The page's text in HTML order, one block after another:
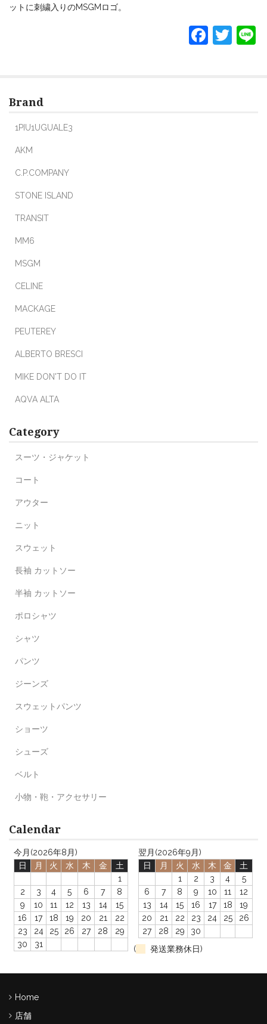
ットに刺繍入りのMSGMロゴ。
F T
Brand
1PIU1UGUALE3
AKM
C.P.COMPANY
STONE ISLAND
TRANSIT
MM6
MSGM
CELINE
MACKAGE
PEUTEREY
ALBERTO BRESCI
MIKE DON'T DO IT
AQVA ALTA
Category
スーツ・ジャケット
コート
アウター
ニット
スウェット
長袖 カットソー
半袖 カットソー
ポロシャツ
シャツ
パンツ
ジーンズ
スウェットパンツ
ショーツ
シューズ
ベルト
小物・鞄・アクセサリー
Calendar
今月(2026年8月)
日
月 火 水 木 金
土
1
2
3 4 5 6 7
8
9
10 11 12 13 14
15
16
17 18 19 20 21
22
23
24 25 26 27 28
29
30
31
翌月(2026年9月)
日
月 火 水 木 金
土
1
2 3 4
5
6
7 8 9 10 11
12
13
14 15 16 17 18
19
20
21 22 23 24 25
26
27
28 29
30
(
発送業務休日)
Home
店舗